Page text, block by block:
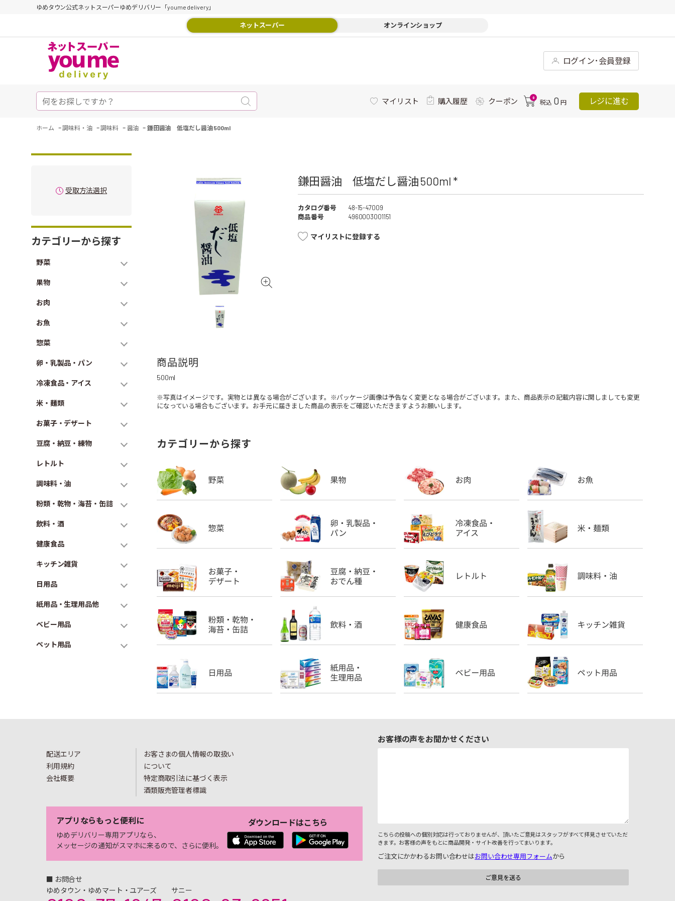
ゆめタウン公式ネットスーパーゆめデリバリー「youme delivery」
ネットスーパー オンラインショップ
ログイン･会員登録
マイリスト 購入履歴 クーポン 0
税込 0 円 レジに進む
ホーム -調味料・油 -調味料 - 醤油 - 鎌田醤油 低塩だし醤油 500ml
受取方法選択
カテゴリーから探す
野菜
果物
お肉
お魚
惣菜
卵・乳製品・パン
冷凍食品・アイス
米・麺類
お菓子・デザート
豆腐・納豆・練物
レトルト
調味料・油
粉類・乾物・海苔・缶詰
飲料・酒
健康食品
キッチン雑貨
日用品
紙用品・生理用品他
ベビー用品
ペット用品
鎌田醤油 低塩だし醤油 500ml *
カタログ番号
48-15-47009
商品番号
4960003001151
マイリストに登録する
商品説明
500ml
※写真はイメージです。実物とは異なる場合がございます。※パッケージ画像は予告なく変更となる場合がございます。また、商品表示の記載内容に関しましても変更
になっている場合もございます。お手元に届きました商品の表示をご確認いただきますようお願いします。
カテゴリーから探す
配送エリア
利用規約
会社概要
お客さまの個人情報の取扱い
について
特定商取引法に基づく表示
酒類販売管理者標識
アプリならもっと便利に
ゆめデリバリー専用アプリなら、
メッセージの通知がスマホに来るので、さらに便利。
ダウンロードはこちら
■ お問合せ
ゆめタウン・ゆめマート・ユアーズ
サニー
お客様の声をお聞かせください
こちらの投稿への個別対応は行っておりませんが、頂いたご意見はスタッフがすべて拝見させていただ
きます。お客様の声をもとに商品開発・サイト改善を行ってまいります。
ご注文にかかわるお問い合わせはお問い合わせ専用フォームから